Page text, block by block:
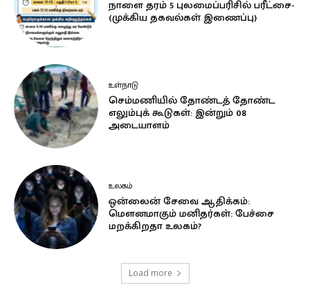
நாளை தரம் 5 புலமைப்பரிசில் பரீட்சை-
(முக்கிய தகவல்கள் இணைப்பு)
உள்நாடு
செம்மணியில் தோண்டத் தோண்ட
எலும்புக் கூடுகள்: இன்றும் 08
அடையாளம்
உலகம்
ஒன்லைன் சேவை ஆதிக்கம்:
மௌனமாகும் மனிதர்கள்: பேச்சை
மறக்கிறதா உலகம்?
Load more